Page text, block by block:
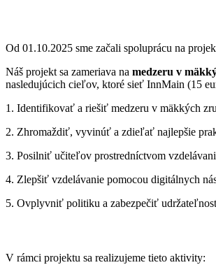
Od 01.10.2025 sme začali spoluprácu na
Náš projekt sa zameriava na medzeru v
nasledujúcich cieľov, ktoré sieť InnMain (15
1. Identifikovať a riešiť medzeru v mäkkých
2. Zhromaždiť, vyvinúť a zdieľať najlepšie
3. Posilniť učiteľov prostredníctvom
4. Zlepšiť vzdelávanie pomocou digitálnych
5. Ovplyvniť politiku a zabezpečiť
V rámci projektu sa realizujeme tieto aktivity: